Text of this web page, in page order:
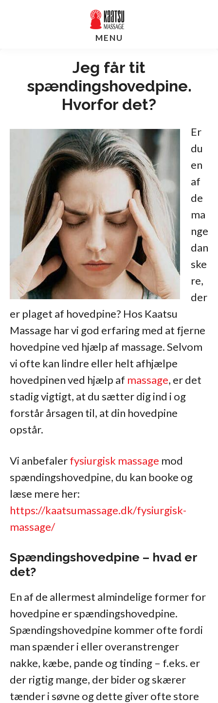
MENU
Jeg får tit
spændingshovedpine.
Hvorfor det?
Er
du
en
af
de
ma
nge
dan
ske
re,
der
er plaget af hovedpine? Hos Kaatsu
Massage har vi god erfaring med at fjerne
hovedpine ved hjælp af massage. Selvom
vi ofte kan lindre eller helt afhjælpe
hovedpinen ved hjælp af massage, er det
stadig vigtigt, at du sætter dig ind i og
forstår årsagen til, at din hovedpine
opstår.
Vi anbefalerfysiurgisk massage mod
spændingshovedpine, du kan booke og
læse mere her:
https://kaatsumassage.dk/fysiurgisk-
massage/
Spændingshovedpine – hvad er
det?
En af de allermest almindelige former for
hovedpine er spændingshovedpine.
Spændingshovedpine kommer ofte fordi
man spænder i eller overanstrenger
nakke, kæbe, pande og tinding – f.eks. er
der rigtig mange, der bider og skærer
tænder i søvne og dette giver ofte store